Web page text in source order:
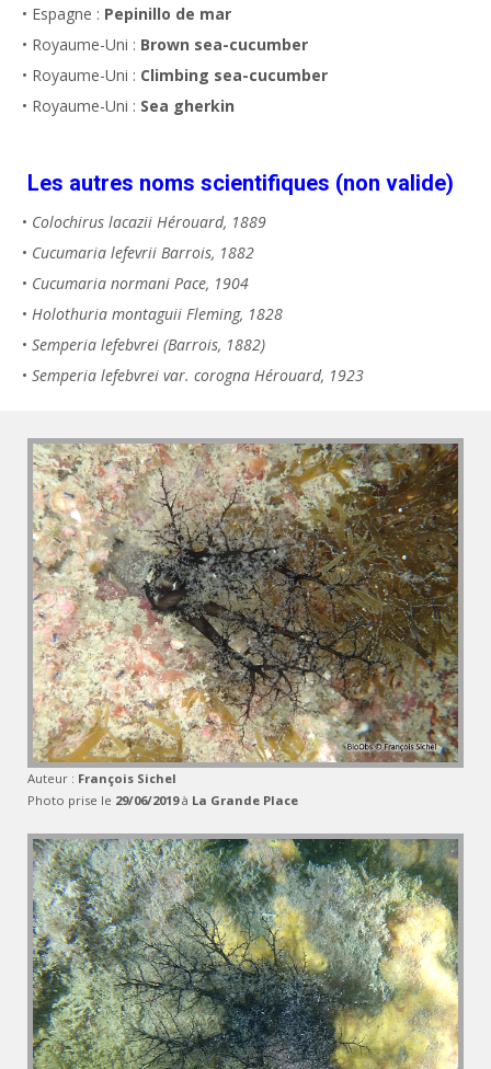
• Espagne : Pepinillo de mar
• Royaume-Uni : Brown sea-cucumber
• Royaume-Uni : Climbing sea-cucumber
• Royaume-Uni : Sea gherkin
Les autres noms scientifiques (non valide)
• Colochirus lacazii Hérouard, 1889
• Cucumaria lefevrii Barrois, 1882
• Cucumaria normani Pace, 1904
• Holothuria montaguii Fleming, 1828
• Semperia lefebvrei (Barrois, 1882)
• Semperia lefebvrei var. corogna Hérouard, 1923
Auteur : François Sichel
Photo prise le 29/06/2019à La Grande Place